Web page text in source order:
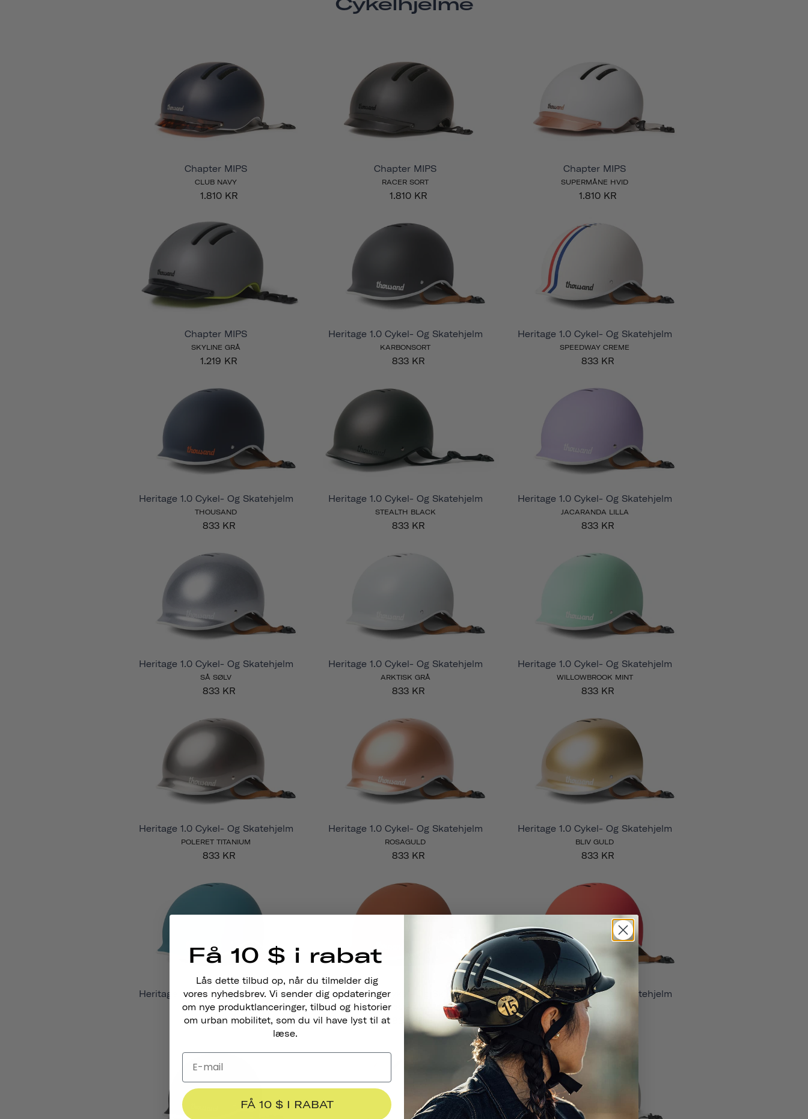
Chapter MIPS
CLUB NAVY
1.810 KR
Chapter MIPS
RACER SORT
1.810 KR
Chapter MIPS
SUPERMÅNE HVID
1.810 KR
Chapter MIPS
SKYLINE GRÅ
1.219 KR
Heritage 1.0 Cykel- Og Skatehjelm
KARBONSORT
833 KR
Heritage 1.0 Cykel- Og Skatehjelm
SPEEDWAY CREME
833 KR
Heritage 1.0 Cykel- Og Skatehjelm
THOUSAND
833 KR
Heritage 1.0 Cykel- Og Skatehjelm
STEALTH BLACK
833 KR
Heritage 1.0 Cykel- Og Skatehjelm
JACARANDA LILLA
833 KR
Heritage 1.0 Cykel- Og Skatehjelm
SÅ SØLV
833 KR
Heritage 1.0 Cykel- Og Skatehjelm
ARKTISK GRÅ
833 KR
Heritage 1.0 Cykel- Og Skatehjelm
WILLOWBROOK MINT
833 KR
Heritage 1.0 Cykel- Og Skatehjelm
POLERET TITANIUM
833 KR
Heritage 1.0 Cykel- Og Skatehjelm
ROSAGULD
833 KR
Heritage 1.0 Cykel- Og Skatehjelm
BLIV GULD
833 KR
Heritage 1.0 Cykel- Og Skatehjelm
KYSTBLÅ
833 KR
Heritage 1.0 Cykel- Og Skatehjelm
TERRAKOTTA
833 KR
Heritage 1.0 Cykel- Og Skatehjelm
DAGGRY RØD
833 KR
Få 10 $ i rabat
Lås dette tilbud op, når du tilmelder dig
vores nyhedsbrev. Vi sender dig opdateringer
om nye produktlanceringer, tilbud og historier
om urban mobilitet, som du vil have lyst til at
læse.
FÅ 10 $ I RABAT